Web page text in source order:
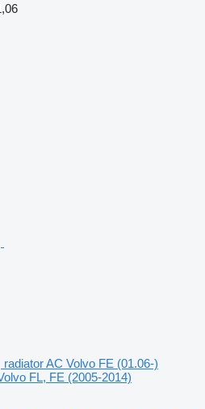
radiator AC Volvo FE (01.06-)
FL, FE (2005-2014)